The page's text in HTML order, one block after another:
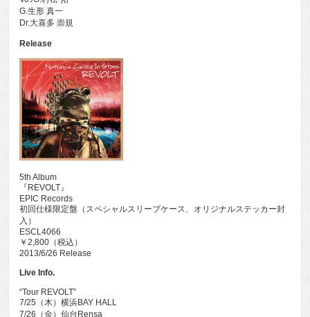
G.生形 真一
Dr.大喜多 崇規
Release
5th Album
『REVOLT』
EPIC Records
初回仕様限定盤（スペシャルスリーブケース、オリジナルステッカー封
入）
ESCL4066
￥2,800（税込）
2013/6/26 Release
Live Info.
“Tour REVOLT”
7/25（木）横浜BAY HALL
7/26（金）仙台Rensa